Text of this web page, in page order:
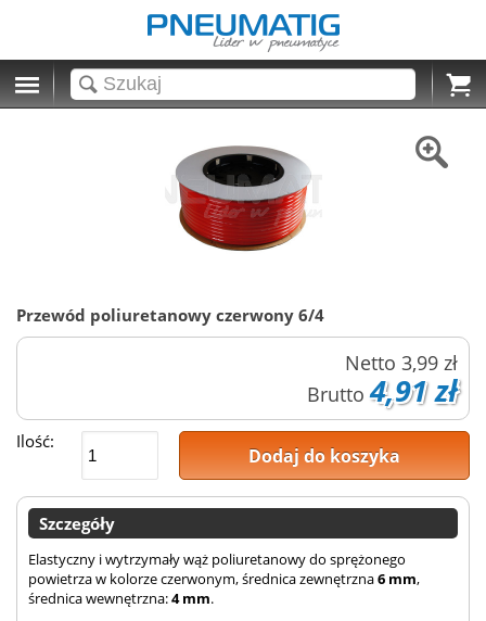
Cart
Przewód poliuretanowy czerwony 6/4
Netto 3,99 zł
Brutto 4,91 zł
Ilość:
Dodaj do koszyka
Szczegóły
Elastyczny i wytrzymały wąż poliuretanowy do sprężonego
powietrza w kolorze czerwonym, średnica zewnętrzna6 mm,
średnica wewnętrzna:4 mm.